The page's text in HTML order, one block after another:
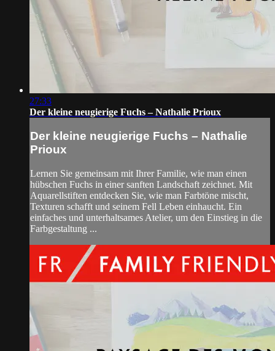
27:33
Der kleine neugierige Fuchs – Nathalie Prioux
Der kleine neugierige Fuchs – Nathalie
Prioux
Lernen Sie gemeinsam mit Ihrer Familie, wie man einen
hübschen Fuchs in einer sanften Landschaft zeichnet. Mit
Aquarellstiften entdecken Sie, wie man Farbtöne mischt,
Texturen schafft und seinem Fell Leben einhaucht. Ein
einfaches und unterhaltsames Atelier, um den Einstieg in die
Farbgestaltung ...